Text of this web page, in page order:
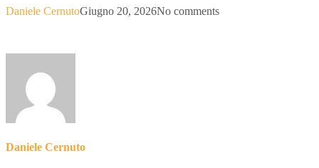
Daniele CernutoGiugno 20, 2026No comments
Daniele Cernuto